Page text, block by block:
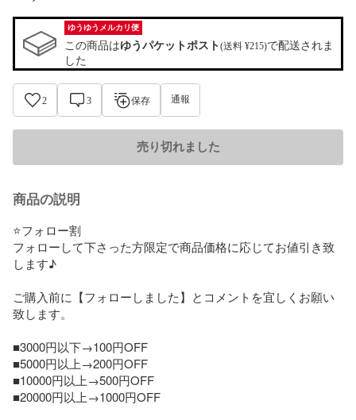
ゆうゆうメルカリ便
この商品はゆうパケットポスト(送料 ¥215)で配送されま
した
2 3 保存 通報
売り切れました
商品の説明
⭐フォロー割
フォローして下さった方限定で商品価格に応じてお値引き致
します♪
ご購入前に【フォローしました】とコメントを宜しくお願い
致します。
■3000円以下→100円OFF
■5000円以上→200円OFF
■10000円以上→500円OFF
■20000円以上→1000円OFF